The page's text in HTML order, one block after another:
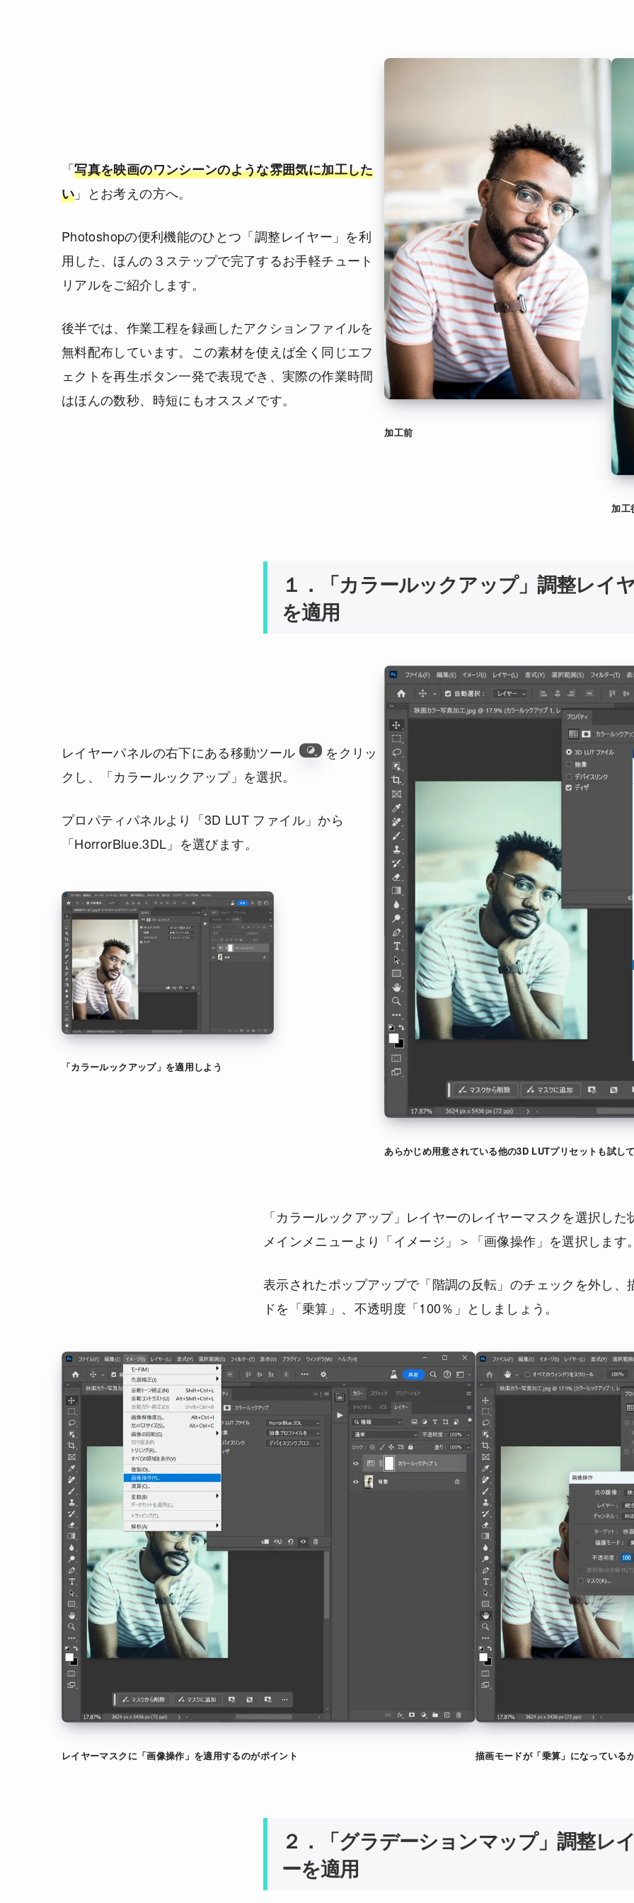
「写真を映画のワンシーンのような雰囲気に加工した
い 」とお考えの方へ。
Photoshopの便利機能のひとつ「調整レイヤー」を利
用した、ほんの３ステップで完了するお手軽チュート
リアルをご紹介します。
後半では、作業工程を録画したアクションファイルを
無料配布しています。この素材を使えば全く同じエフ
ェクトを再生ボタン一発で表現でき、実際の作業時間
はほんの数秒、時短にもオススメです。
加工前
加工
１．「カラールックアップ」調整レイ
を適用
レイヤーパネルの右下にある移動ツール
をクリッ
クし、「カラールックアップ」を選択。
プロパティパネルより「3D LUT ファイル」から
「HorrorBlue.3DL」を選びます。
「カラールックアップ」を適用しよう
あらかじめ用意されている他の3D LUTプリセットも試し
「カラールックアップ」レイヤーのレイヤーマスクを選択した
メインメニューより「イメージ」＞「画像操作」を選択します
表示されたポップアップで「階調の反転」のチェックを外し、
ドを「乗算」、不透明度「100％」としましょう。
レイヤーマスクに「画像操作」を適用するのがポイント 描画モードが「乗算」になっている
２．「グラデーションマップ」調整レ
ーを適用